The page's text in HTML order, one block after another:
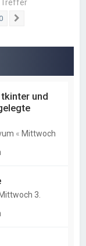
Treffer
und
« Mittwoch
Mittwoch 3.